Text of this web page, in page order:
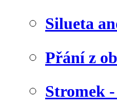
Silueta
Přání z
Stromek